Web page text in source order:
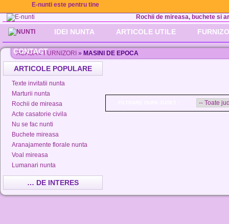
E-nunti este pentru tine
Rochii de mireasa, buchete si
IDEI NUNTA ARTICOLE UTILE
CONTACT
ACASA»FURNIZORI » MASINI DE EPOCA
ARTICOLE POPULARE
Texte invitatii nunta
Marturii nunta
Rochii de mireasa
Acte casatorie civila
Nu se fac nunti
Buchete mireasa
Aranajamente florale nunta
Voal mireasa
Lumanari nunta
… DE INTERES